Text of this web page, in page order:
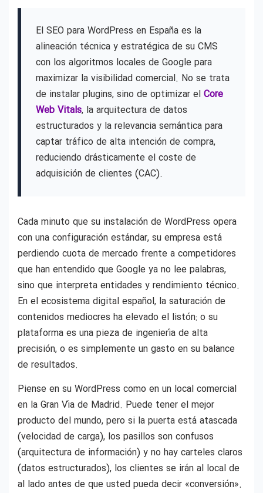
El SEO para WordPress en España es la
alineación técnica y estratégica de su CMS
con los algoritmos locales de Google para
maximizar la visibilidad comercial. No se trata
de instalar plugins, sino de optimizar el Core
Web Vitals, la arquitectura de datos
estructurados y la relevancia semántica para
captar tráfico de alta intención de compra,
reduciendo drásticamente el coste de
adquisición de clientes (CAC).
Cada minuto que su instalación de WordPress opera
con una configuración estándar, su empresa está
perdiendo cuota de mercado frente a competidores
que han entendido que Google ya no lee palabras,
sino que interpreta entidades y rendimiento técnico.
En el ecosistema digital español, la saturación de
contenidos mediocres ha elevado el listón: o su
plataforma es una pieza de ingeniería de alta
precisión, o es simplemente un gasto en su balance
de resultados.
Piense en su WordPress como en un local comercial
en la Gran Vía de Madrid. Puede tener el mejor
producto del mundo, pero si la puerta está atascada
(velocidad de carga), los pasillos son confusos
(arquitectura de información) y no hay carteles claros
(datos estructurados), los clientes se irán al local de
al lado antes de que usted pueda decir «conversión».